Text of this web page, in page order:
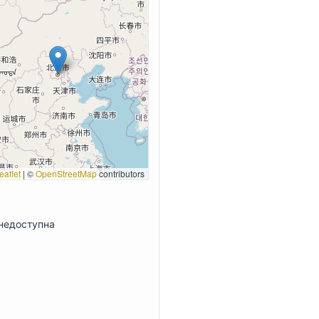
| ©OpenStreetMapcontributors